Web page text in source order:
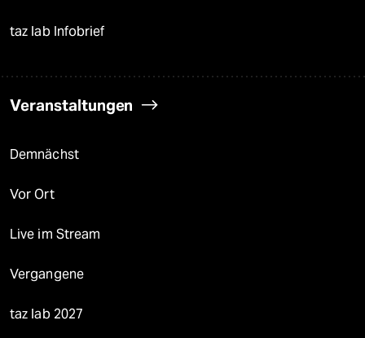
taz lab Infobrief
Veranstaltungen
Demnächst
Vor Ort
Live im Stream
Vergangene
taz lab 2027